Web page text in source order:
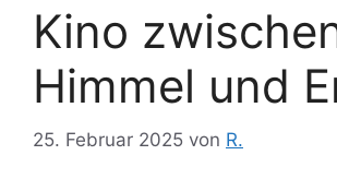
Kino
Himmel und
25. Februar 2025 von R.